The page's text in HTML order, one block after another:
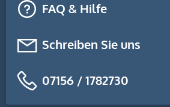
FAQ & Hilfe
Schreiben Sie uns
07156 / 1782730